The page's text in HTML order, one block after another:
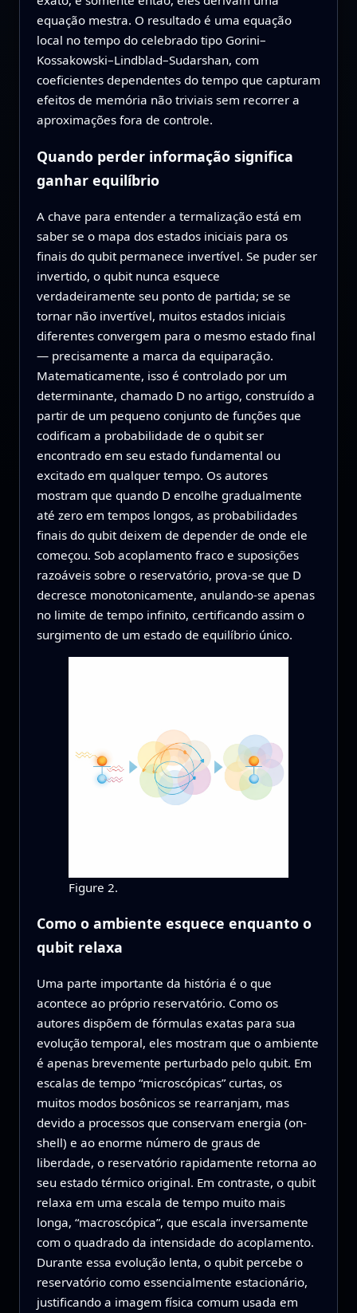
equação mestra. O resultado é uma equação
local no tempo do celebrado tipo Gorini–
Kossakowski–Lindblad–Sudarshan, com
coeficientes dependentes do tempo que capturam
efeitos de memória não triviais sem recorrer a
aproximações fora de controle.
Quando perder informação significa
ganhar equilíbrio
A chave para entender a termalização está em
saber se o mapa dos estados iniciais para os
finais do qubit permanece invertível. Se puder ser
invertido, o qubit nunca esquece
verdadeiramente seu ponto de partida; se se
tornar não invertível, muitos estados iniciais
diferentes convergem para o mesmo estado final
— precisamente a marca da equiparação.
Matematicamente, isso é controlado por um
determinante, chamado D no artigo, construído a
partir de um pequeno conjunto de funções que
codificam a probabilidade de o qubit ser
encontrado em seu estado fundamental ou
excitado em qualquer tempo. Os autores
mostram que quando D encolhe gradualmente
até zero em tempos longos, as probabilidades
finais do qubit deixem de depender de onde ele
começou. Sob acoplamento fraco e suposições
razoáveis sobre o reservatório, prova-se que D
decresce monotonicamente, anulando-se apenas
no limite de tempo infinito, certificando assim o
surgimento de um estado de equilíbrio único.
Figure 2.
Como o ambiente esquece enquanto o
qubit relaxa
Uma parte importante da história é o que
acontece ao próprio reservatório. Como os
autores dispõem de fórmulas exatas para sua
evolução temporal, eles mostram que o ambiente
é apenas brevemente perturbado pelo qubit. Em
escalas de tempo “microscópicas” curtas, os
muitos modos bosônicos se rearranjam, mas
devido a processos que conservam energia (on-
shell) e ao enorme número de graus de
liberdade, o reservatório rapidamente retorna ao
seu estado térmico original. Em contraste, o qubit
relaxa em uma escala de tempo muito mais
longa, “macroscópica”, que escala inversamente
com o quadrado da intensidade do acoplamento.
Durante essa evolução lenta, o qubit percebe o
reservatório como essencialmente estacionário,
justificando a imagem física comum usada em